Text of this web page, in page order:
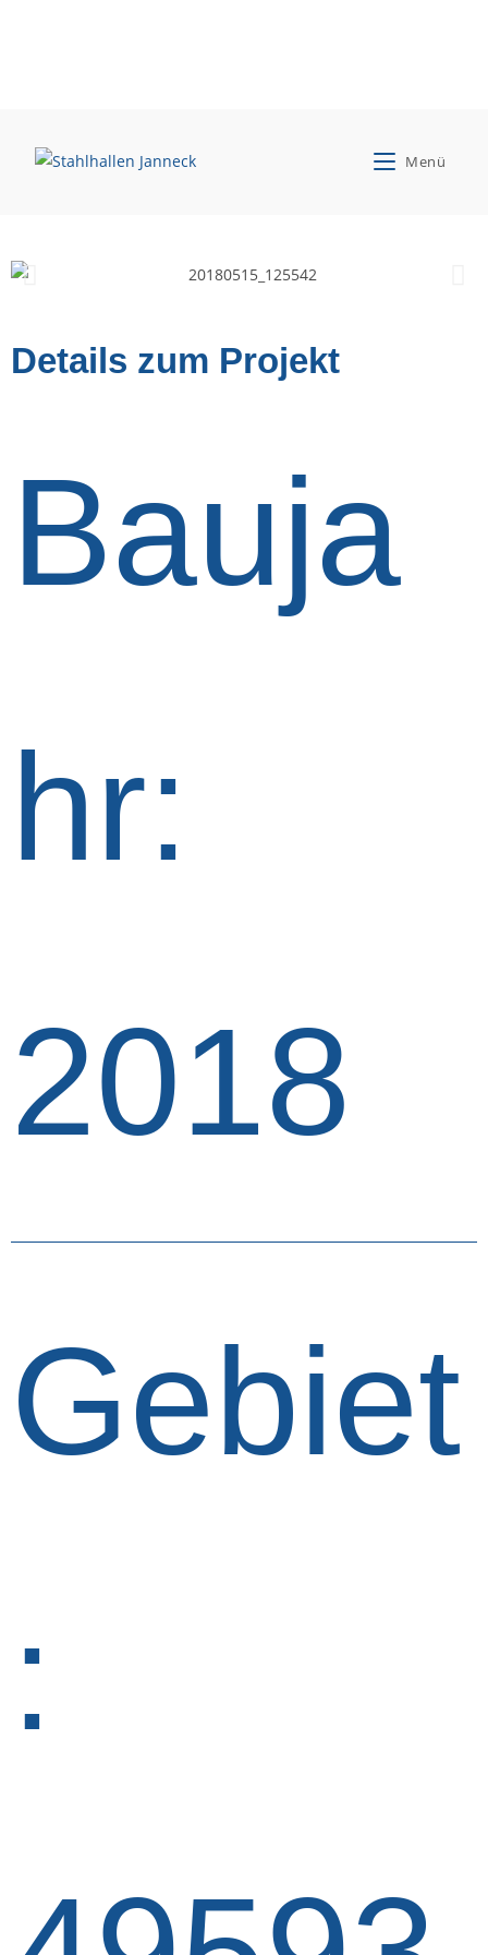
Menü
Wasserverband Bersenbrück
Details zum Projekt
Bauja
hr:
2018
Gebiet
: